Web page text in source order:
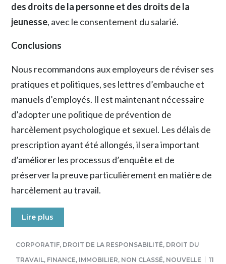
des droits de la personne et des droits de la
jeunesse, avec le consentement du salarié.
Conclusions
Nous recommandons aux employeurs de réviser ses
pratiques et politiques, ses lettres d’embauche et
manuels d’employés. Il est maintenant nécessaire
d’adopter une politique de prévention de
harcèlement psychologique et sexuel. Les délais de
prescription ayant été allongés, il sera important
d’améliorer les processus d’enquête et de
préserver la preuve particulièrement en matière de
harcèlement au travail.
Lire plus
CORPORATIF, DROIT DE LA RESPONSABILITÉ, DROIT DU
TRAVAIL, FINANCE, IMMOBILIER, NON CLASSÉ, NOUVELLE
11